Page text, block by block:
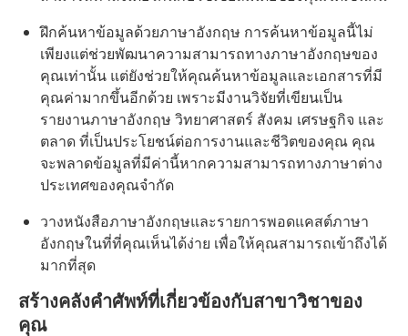
ฝึกค้นหาข้อมูลด้วยภาษาอังกฤษ การค้นหาข้อมูลนี้ไม่
เพียงแต่ช่วยพัฒนาความสามารถทางภาษาอังกฤษของ
คุณเท่านั้น แต่ยังช่วยให้คุณค้นหาข้อมูลและเอกสารที่มี
คุณค่ามากขึ้นอีกด้วย เพราะมีงานวิจัยที่เขียนเป็น
รายงานภาษาอังกฤษ วิทยาศาสตร์ สังคม เศรษฐกิจ และ
ตลาด ที่เป็นประโยชน์ต่อการงานและชีวิตของคุณ คุณ
จะพลาดข้อมูลที่มีค่านี้หากความสามารถทางภาษาต่าง
ประเทศของคุณจำกัด
วางหนังสือภาษาอังกฤษและรายการพอดแคสต์ภาษา
อังกฤษในที่ที่คุณเห็นได้ง่าย เพื่อให้คุณสามารถเข้าถึงได้
มากที่สุด
สร้างคลังคำศัพท์ที่เกี่ยวข้องกับสาขาวิชาของ
คุณ